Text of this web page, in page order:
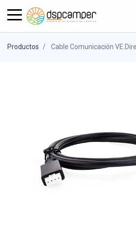
Productos Cable Comunicación